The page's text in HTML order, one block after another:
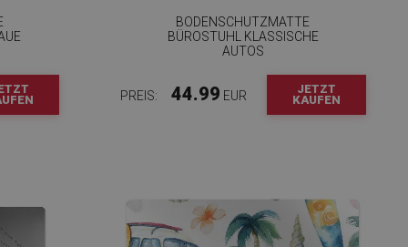
BODENSCHUTZMATTE
BÜROSTUHL KLASSISCHE
AUTOS
PREIS: 44.99 EUR
JETZT
KAUFEN